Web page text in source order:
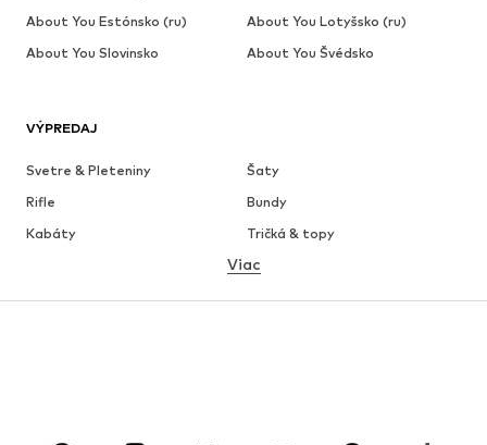
VÝPREDAJ
Svetre & Pleteniny
Šaty
Rifle
Bundy
Kabáty
Tričká & topy
Bielizeň
Sukne
Blúzky & tuniky
Viac
About You Estónsko (ru)
About You Lotyšsko (ru)
About You Slovinsko
About You Švédsko